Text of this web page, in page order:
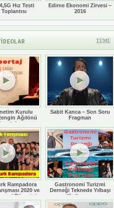
Hız Testi
Toplantısı
Edirne Ekonomi Zirvesi –
2016
TÜMÜ
Kurulu
Ağılönü
Sabit Kanca – Son Soru
Fragman
Rampadora
2020 ve
Röportajı
Gastronomi Turizmi
Derneği Teknede Yılbaşı
Kutlaması